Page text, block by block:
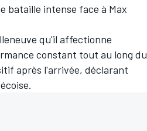
bataille intense face à Max
qu'il affectionne
constant tout au long du
après l'arrivée, déclarant